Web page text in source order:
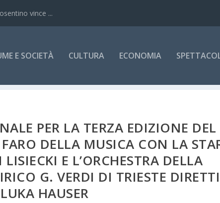
vince ...
E SOCIETÀ CULTURA ECONOMIA
PER LA TERZA EDIZIONE DEL
DELLA MUSICA CON LA
E L’ORCHESTRA DELLA
G. VERDI DI TRIESTE DIRETTI
HAUSER